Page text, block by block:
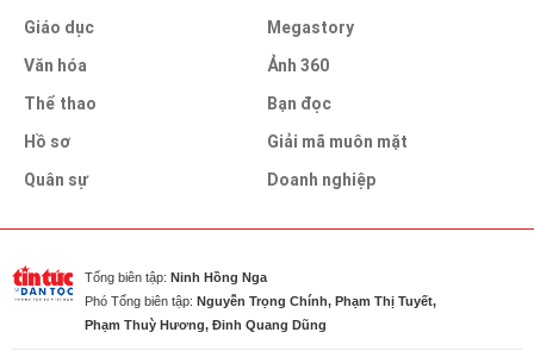
Giáo dục
Văn hóa
Thể thao
Hồ sơ
Quân sự
Megastory
Ảnh 360
Bạn đọc
Giải mã muôn mặt
Doanh nghiệp
Tổng biên tập: Ninh Hồng Nga
Phó Tổng biên tập: Nguyễn Trọng Chính, Phạm Thị Tuyết,
Phạm Thuỳ Hương, Đinh Quang Dũng